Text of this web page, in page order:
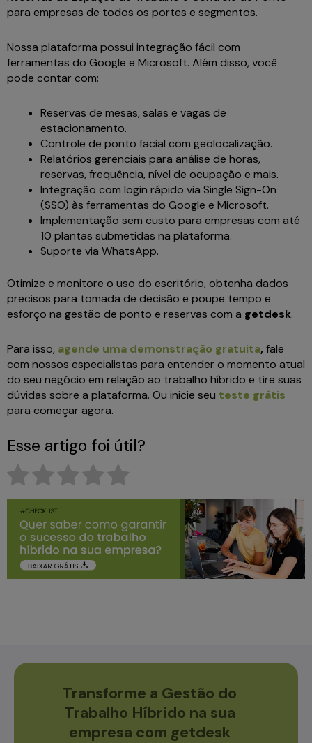
para empresas de todos os portes e segmentos.
Nossa plataforma possui integração fácil com
ferramentas do Google e Microsoft. Além disso, você
pode contar com:
Reservas de mesas, salas e vagas de
estacionamento.
Controle de ponto facial com geolocalização.
Relatórios gerenciais para análise de horas,
reservas, frequência, nível de ocupação e mais.
Integração com login rápido via Single Sign-On
(SSO) às ferramentas do Google e Microsoft.
Implementação sem custo para empresas com até
10 plantas submetidas na plataforma.
Suporte via WhatsApp.
Otimize e monitore o uso do escritório, obtenha dados
precisos para tomada de decisão e poupe tempo e
esforço na gestão de ponto e reservas com a getdesk.
Para isso, agende uma demonstração gratuita, fale
com nossos especialistas para entender o momento atual
do seu negócio em relação ao trabalho híbrido e tire suas
dúvidas sobre a plataforma. Ou inicie seu teste grátis
para começar agora.
Esse artigo foi útil?
Transforme a Gestão do
Trabalho Híbrido na sua
empresa com getdesk